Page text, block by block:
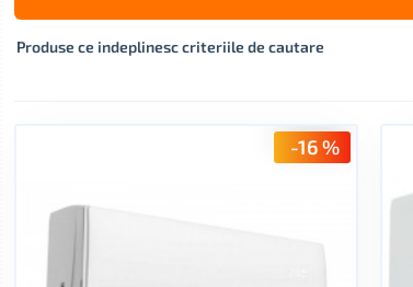
Produse ce indeplinesc criteriile de cautare
-16 %